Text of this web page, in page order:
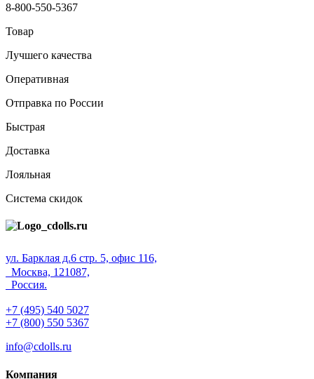
8-800-550-5367
Товар
Лучшего качества
Оперативная
Отправка по России
Быстрая
Доставка
Лояльная
Система скидок
ул. Барклая д.6 стр. 5, офис 116,
Москва, 121087,
Россия.
+7 (495) 540 5027
+7 (800) 550 5367
info@cdolls.ru
Компания